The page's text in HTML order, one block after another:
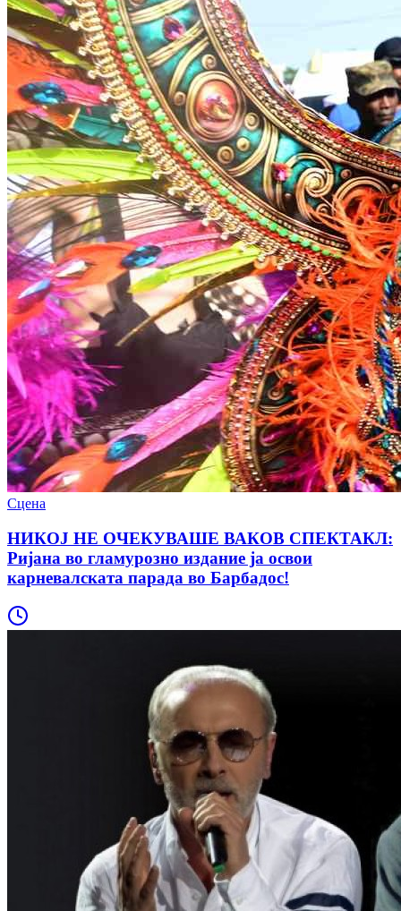
Сцена
НИКОЈ НЕ ОЧЕКУВАШЕ ВАКОВ СПЕКТАКЛ:
Ријана во гламурозно издание ја освои
карневалската парада во Барбадос!